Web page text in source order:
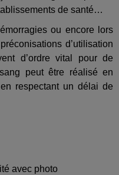
de santé…
ou encore lors
d’utilisation
d’ordre vital pour de
peut être réalisé en
respectant un délai de
avec photo